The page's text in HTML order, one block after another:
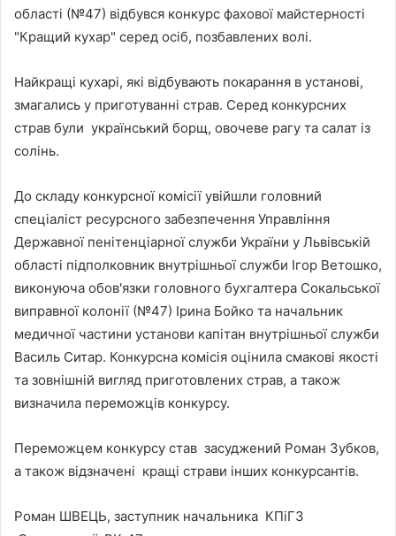
області (№47) відбувся конкурс фахової майстерності
"Кращий кухар" серед осіб, позбавлених волі.
Найкращі кухарі, які відбувають покарання в установі,
змагались у приготуванні страв. Серед конкурсних
страв були український борщ, овочеве рагу та салат із
солінь.
До складу конкурсної комісії увійшли головний
спеціаліст ресурсного забезпечення Управління
Державної пенітенціарної служби України у Львівській
області підполковник внутрішньої служби Ігор Ветошко,
виконуюча обов'язки головного бухгалтера Сокальської
виправної колонії (№47) Ірина Бойко та начальник
медичної частини установи капітан внутрішньої служби
Василь Ситар. Конкурсна комісія оцінила смакові якості
та зовнішній вигляд приготовлених страв, а також
визначила переможців конкурсу.
Переможцем конкурсу став засуджений Роман Зубков,
а також відзначені кращі страви інших конкурсантів.
Роман ШВЕЦЬ, заступник начальника КПіГЗ